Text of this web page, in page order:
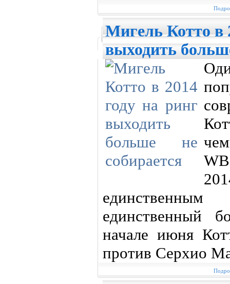
Мигель Котто в
выходить
единственный
начале июня
против Серхио